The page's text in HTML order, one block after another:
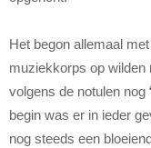
Het begon allemaal
muziekkorps op wilden
volgens de notulen nog
begin was er in ieder
nog steeds een